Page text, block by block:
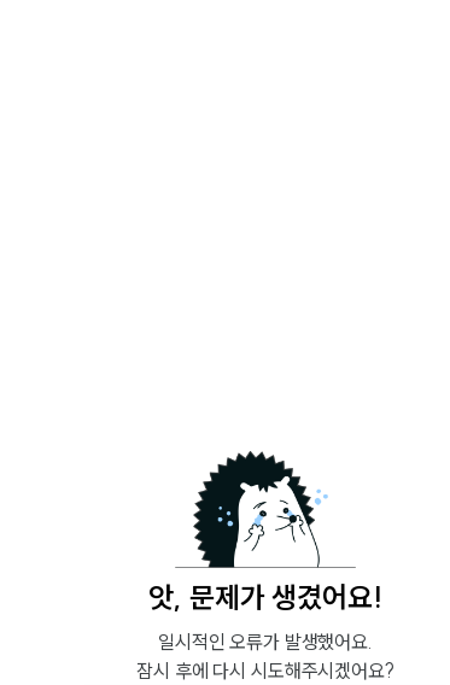
앗, 문제가 생겼어요!
일시적인 오류가 발생했어요.
잠시 후에 다시 시도해주시겠어요?